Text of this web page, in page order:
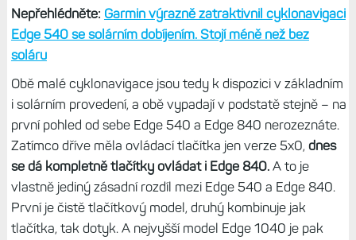
Nepřehlédněte: Garmin výrazně zatraktivnil cyklonavigaci
Edge 540 se solárním dobíjením. Stojí méně než bez
soláru
Obě malé cyklonavigace jsou tedy k dispozici v základním
i solárním provedení, a obě vypadají v podstatě stejně – na
první pohled od sebe Edge 540 a Edge 840 nerozeznáte.
Zatímco dříve měla ovládací tlačítka jen verze 5x0, dnes
se dá kompletně tlačítky ovládat i Edge 840.A to je
vlastně jediný zásadní rozdíl mezi Edge 540 a Edge 840.
První je čistě tlačítkový model, druhý kombinuje jak
tlačítka, tak dotyk. A nejvyšší model Edge 1040 je pak